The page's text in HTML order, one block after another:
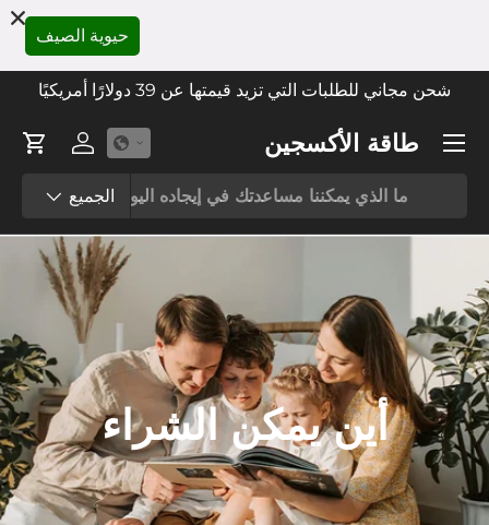
حيوية الصيفانتقل
شحن مجاني للطلبات التي تزيد قيمتها عن 39 دولارًا أمريكيًا
طاقة الأكسجين
نوع المنتج
الجميع
تسجيل
قائمة طعام
أين يمكن الشراء